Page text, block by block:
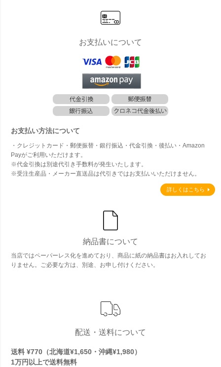
お支払いについて
お支払い方法について
・クレジットカード・郵便振替・銀行振込・代金引換・後払い・Amazon
Payがご利用いただけます。
※代金引換は別途代引き手数料が発生いたします。
※受注生産品・メーカー直送品は代引きではお支払いいただけません。
詳しくはこちら
納品書について
当店ではペーパーレス化を進めており、商品に紙の納品書はお入れしてお
りません。ご必要な方は、別途、お申し付けください。
配送・送料について
送料 ¥770（北海道¥1,650・沖縄¥1,980）
1万円以上で送料無料